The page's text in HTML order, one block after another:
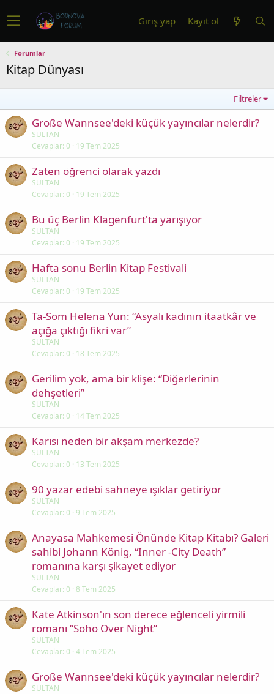
Giriş yap Kayıt ol
Forumlar
Kitap Dünyası
Filtreler
Große Wannsee'deki küçük yayıncılar nelerdir?
SULTAN
Cevaplar 0 19 Tem 2025
Zaten öğrenci olarak yazdı
SULTAN
Cevaplar 0 19 Tem 2025
Bu üç Berlin Klagenfurt'ta yarışıyor
SULTAN
Cevaplar 0 19 Tem 2025
Hafta sonu Berlin Kitap Festivali
SULTAN
Cevaplar 0 19 Tem 2025
Ta-Som Helena Yun: “Asyalı kadının itaatkâr ve
açığa çıktığı fikri var”
SULTAN
Cevaplar 0 18 Tem 2025
Gerilim yok, ama bir klişe: “Diğerlerinin
dehşetleri”
SULTAN
Cevaplar 0 14 Tem 2025
Karısı neden bir akşam merkezde?
SULTAN
Cevaplar 0 13 Tem 2025
90 yazar edebi sahneye ışıklar getiriyor
SULTAN
Cevaplar 0 9 Tem 2025
Anayasa Mahkemesi Önünde Kitap Kitabı? Galeri
sahibi Johann König, “Inner -City Death”
romanına karşı şikayet ediyor
SULTAN
Cevaplar 0 8 Tem 2025
Kate Atkinson'ın son derece eğlenceli yirmili
romanı “Soho Over Night”
SULTAN
Cevaplar 0 4 Tem 2025
Große Wannsee'deki küçük yayıncılar nelerdir?
SULTAN